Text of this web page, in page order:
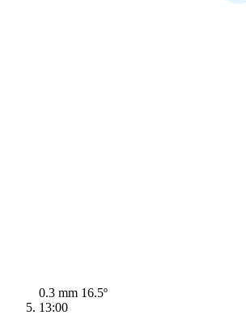
0.3 mm 16.5º
13:00